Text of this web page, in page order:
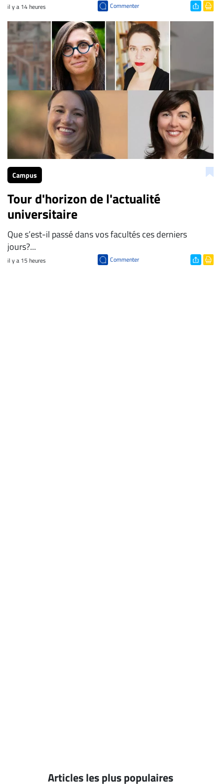
il y a 14 heures Commenter
Campus
Tour d'horizon de l'actualité
universitaire
Que s’est-il passé dans vos facultés ces derniers
jours?...
il y a 15 heures Commenter
Articles les plus populaires